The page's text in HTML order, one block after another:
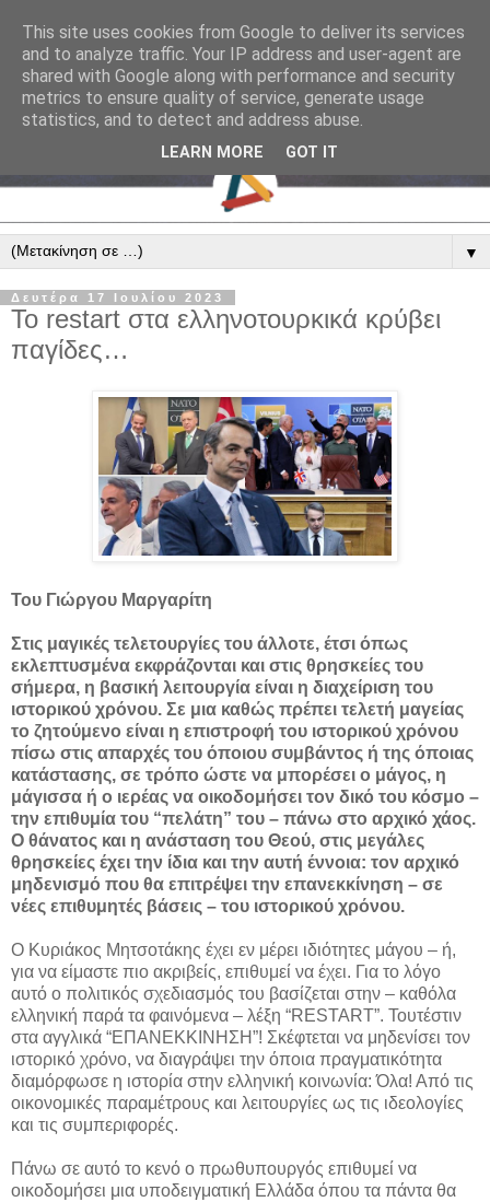
▼
Δευτέρα 17 Ιουλίου 2023
Το restart στα ελληνοτουρκικά κρύβει
παγίδες…
Του Γιώργου Μαργαρίτη
Στις μαγικές τελετουργίες του άλλοτε, έτσι όπως
εκλεπτυσμένα εκφράζονται και στις θρησκείες του
σήμερα, η βασική λειτουργία είναι η διαχείριση του
ιστορικού χρόνου. Σε μια καθώς πρέπει τελετή μαγείας
το ζητούμενο είναι η επιστροφή του ιστορικού χρόνου
πίσω στις απαρχές του όποιου συμβάντος ή της όποιας
κατάστασης, σε τρόπο ώστε να μπορέσει ο μάγος, η
μάγισσα ή ο ιερέας να οικοδομήσει τον δικό του κόσμο –
την επιθυμία του “πελάτη” του – πάνω στο αρχικό χάος.
Ο θάνατος και η ανάσταση του Θεού, στις μεγάλες
θρησκείες έχει την ίδια και την αυτή έννοια: τον αρχικό
μηδενισμό που θα επιτρέψει την επανεκκίνηση – σε
νέες επιθυμητές βάσεις – του ιστορικού χρόνου.
Ο Κυριάκος Μητσοτάκης έχει εν μέρει ιδιότητες μάγου – ή,
για να είμαστε πιο ακριβείς, επιθυμεί να έχει. Για το λόγο
αυτό ο πολιτικός σχεδιασμός του βασίζεται στην – καθόλα
ελληνική παρά τα φαινόμενα – λέξη “RESTART”. Τουτέστιν
στα αγγλικά “ΕΠΑΝΕΚΚΙΝΗΣΗ”! Σκέφτεται να μηδενίσει τον
ιστορικό χρόνο, να διαγράψει την όποια πραγματικότητα
διαμόρφωσε η ιστορία στην ελληνική κοινωνία: Όλα! Από τις
οικονομικές παραμέτρους και λειτουργίες ως τις ιδεολογίες
και τις συμπεριφορές.
Πάνω σε αυτό το κενό ο πρωθυπουργός επιθυμεί να
οικοδομήσει μια υποδειγματική Ελλάδα όπου τα πάντα θα
This site uses cookies from Google to deliver its services
and to analyze traffic. Your IP address and user-agent are
shared with Google along with performance and security
metrics to ensure quality of service, generate usage
statistics, and to detect and address abuse.
LEARN MORE GOT IT